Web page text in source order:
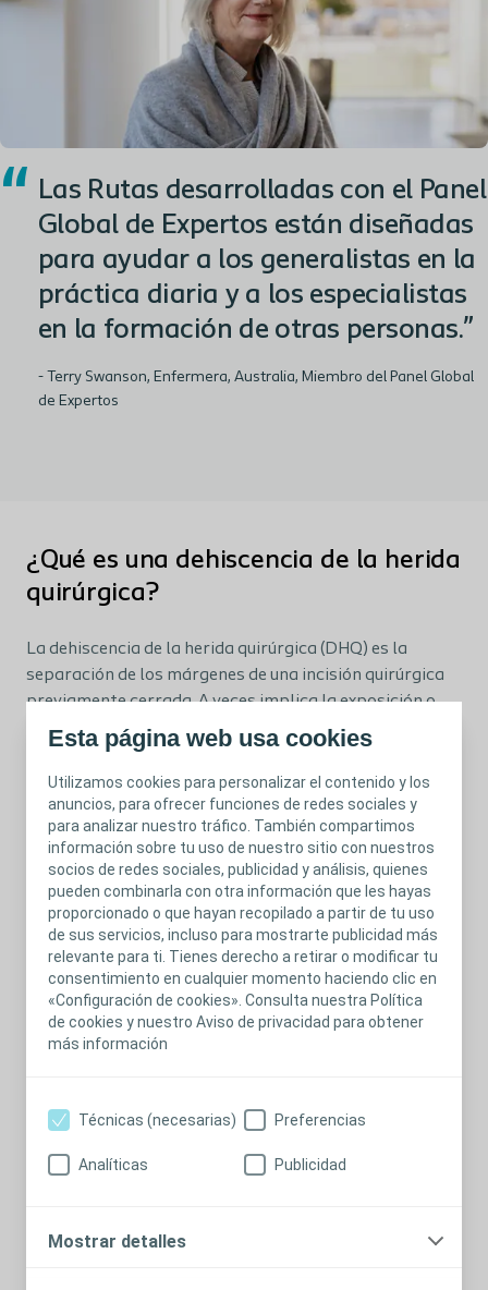
Esta página web usa cookies
Utilizamos cookies para personalizar el contenido y los
anuncios, para ofrecer funciones de redes sociales y
para analizar nuestro tráfico. También compartimos
información sobre tu uso de nuestro sitio con nuestros
socios de redes sociales, publicidad y análisis, quienes
pueden combinarla con otra información que les hayas
proporcionado o que hayan recopilado a partir de tu uso
de sus servicios, incluso para mostrarte publicidad más
relevante para ti. Tienes derecho a retirar o modificar tu
consentimiento en cualquier momento haciendo clic en
«Configuración de cookies». Consulta nuestra Política
de cookies y nuestro Aviso de privacidad para obtener
más información
Técnicas (necesarias) Preferencias
Analíticas Publicidad
Mostrar detalles
“ Las Rutas desarrolladas con el Panel
Global de Expertos están diseñadas
para ayudar a los generalistas en la
práctica diaria y a los especialistas
en la formación de otras personas.”
- Terry Swanson, Enfermera, Australia, Miembro del Panel Global
de Expertos
¿Qué es una dehiscencia de la herida
quirúrgica?
La dehiscencia de la herida quirúrgica (DHQ) es la
separación de los márgenes de una incisión quirúrgica
previamente cerrada. A veces implica la exposición o
protrusión de los tejidos, órganos o implantes
subyacentes. La separación puede producirse en una o
varias regiones, o abarcar toda la longitud de la
incisión, y puede afectar a algunas o a todas las capas
de tejido.¹
Dehiscencia de herida quirúrgica en múltiples
subcutaneous fat